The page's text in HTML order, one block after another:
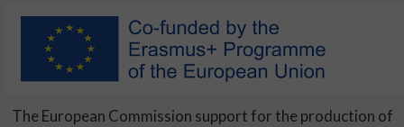
The European Commission support for the production of